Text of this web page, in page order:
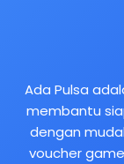
Ada Pulsa
membantu
dengan
voucher